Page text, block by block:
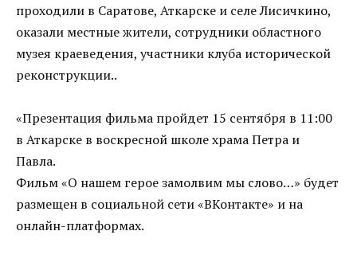
проходили в Саратове, Аткарске и селе Лисичкино,
оказали местные жители, сотрудники областного
музея краеведения, участники клуба исторической
реконструкции..
«Презентация фильма пройдет 15 сентября в 11:00
в Аткарске в воскресной школе храма Петра и
Павла.
Фильм «О нашем герое замолвим мы слово…» будет
размещен в социальной сети «ВКонтакте» и на
онлайн-платформах.